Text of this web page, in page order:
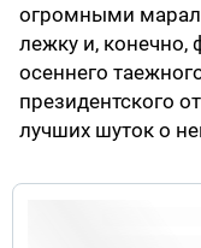
огромными
лежку и, конечно,
осеннего
президентского
лучших шуток о